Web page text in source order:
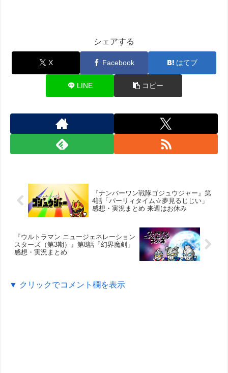
シェアする
X Facebook はてブ
LINE コピー
『ナンバーワン戦隊ゴジュウジャー』第
4話「パーリィタイム☆夢見るじじい」
感想・実況まとめ 来週はお休み
『ウルトラマン ニュージェネレーション
スターズ（第3期）』第8話「幻界魔剣」
感想・実況まとめ
▼ クリックでコメント欄を表示